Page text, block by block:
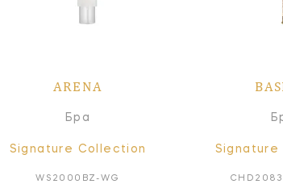
ARENA
Бра
Signature Collection
WS2000BZ-WG
Signature